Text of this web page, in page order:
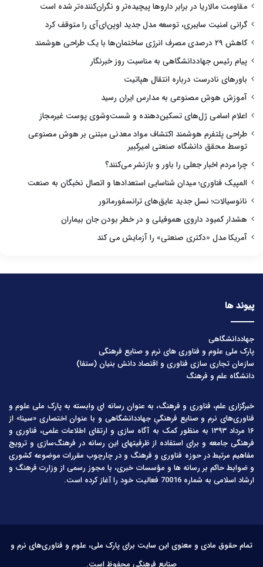
مقاومت مالاریا در برابر داروها پیچیده‌تر و نگران‌کننده‌تر شده است
گرانی امنیت سایبری، توسعه مدل جدید اوپن‌ای‌آی را متوقف کرد
کاهش ۲۹ درصدی مصرف انرژی ساختمان‌ها با یک طراحی هوشمند
پیام رئیس جهاددانشگاهی به مناسبت روز خبرنگار
باورهای نادرست درباره انتقال هپاتیت
آموزش هوش مصنوعی به مدارس ایران رسید
اعلام اسامی ژل‌های تسکین‌دهنده و شست‌وشوی پوست غیرمجاز
طراحی پلتفرم هوشمند اکتشاف مواد معدنی مبتنی بر هوش مصنوعی
توسط محقق دانشگاه صنعتی امیرکبیر
چرا مردم اخبار جعلی را باور و بازنشر می‌کنند؟
المپیک فناوری؛ میدان شناسایی استعدادها و اتصال نخبگان به صنعت
نانوسیالات؛ نسل جدید عایق‌های ترانسفورماتور
هشدار کمبود داروی هموفیلی و در خطر بودن جان بیماران
آمریکا مدل «دکتری صنعتی» را آزمایش می کند
پیوند ها
جهاددانشگاهی
پارک ملی علوم و فناوری های نرم و صنایع فرهنگی
سازمان تجاری سازی فناوری و اقتصاد دانش بنیان (ستفا)
دانشگاه علم و فرهنگ
خبرگزاری علم، فناوری و فرهنگ، به عنوان رسانه ای وابسته به پارک ملی علوم و
فناوری‌های نرم و صنایع فرهنگیِ جهاددانشگاهی و با عنوان اختصاری «سینا» از
۱۶ مرداد ۱۳۹۳ به منظور کمک به آگاه سازی و ارتقای اطلاعات علمی، فناوری و
فرهنگی جامعه و برای استفاده از ظرفیتهای این رسانه در فرهنگ‌سازی و ترویج
مفاهیم مرتبط در حوزه فناوری و فرهنگ و در چارچوب مقررات موضوعه کشوری
و ضوابط حاکم بر رسانه ها و مؤسسات خبری، با مجوز رسمی از وزارت فرهنگ و
ارشاد اسلامی به شماره 70016 فعالیت خود را آغاز کرده است.
تمام حقوق مادی و معنوی این سایت برای پارک ملی، علوم و فناوری‌های نرم و